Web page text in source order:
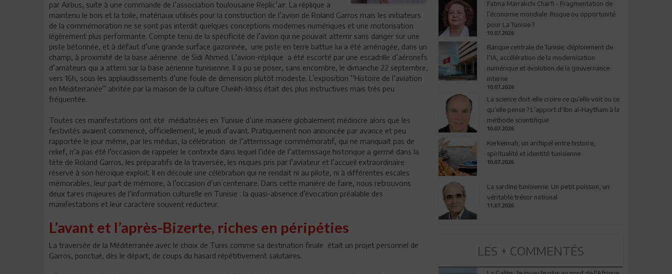
par Airbus, suite à une commande de l’association toulousaine Replic’air. La réplique a
maintenu le bois et la toile, matériaux utilisés pour la construction de l’avion de Roland Garros mais les initiateurs
de la commémoration ne se sont pas interdit quelques conceptions modernes numériques et une motorisation
légèrement plus performante. Compte tenu de la spécificité de l’avion qui ne pouvait atterrir sans danger sur une
piste bétonnée, et à défaut d’une grande surface gazonnée, une piste en terre battue lui a été aménagée, dans un
champ, à proximité de la base aérienne de Sidi Ahmed. L’avion-réplique a été escorté par une escadrille d’aéronefs
d’amateurs qui a atterri sur la base aérienne tunisienne. Il a pu se poser, sans encombre, le dimanche 22 septembre,
vers 16h, sous les applaudissements d’une foule de dimension plutôt modeste. L’exposition ’’Histoire de l’aviation
en Méditerranée’’ abritée par la maison de la culture Cheikh-Idriss était des plus instructives mais très peu
fréquentée.
Toutes ces manifestations ont été médiatisées en Tunisie d’une manière globalement médiocre alors que les
festivités avaient commencé, officiellement, le jeudi d’avant. Pratiquement non annoncée par avance et peu
rapportée le jour même, par les médias, la célébration de l’atterrissage commémoratif, qui ne manquait pas de
relief, n’a pas été l’occasion de rappeler le contexte dans lequel l’idée de l’atterrissage historique a germé dans la
tête de Roland Garros, les préparatifs de la traversée, les risques pris par l’aviateur et l’accueil extraordinaire
réservé à son héroïque exploit. Il en découle une célébration qui ne rendait ni au pilote, ni à différentes escales
mémorables, leur part de mémoire, à l’occasion d’un centenaire. Dans cette manière de faire, nous retrouvons
deux tares majeures de l’information culturelle en Tunisie : la quasi-absence d’évocation préalable des
manifestations et leur caractère souvent réducteur.
L’avant et l’après-Bizerte, riches en péripéties
La traversée de la Méditerranée avec le choix de Tunis comme sa destination finale était un projet personnel de
Garros, ponctué, dès le départ, de coups du hasard répétitivement salutaires.
Fatma Marrakchi Charfi - Fragmentation de
l’économie mondiale: Risque ou opportunité
pour La Tunisie ?
10.07.2026
Banque centrale de Tunisie: déploiement de
l’IA, accélération de la modernisation
numérique et évolution de la gouvernance
interne
10.07.2026
La science doit-elle croire ce qu’elle voit ou ce
qu’elle pense ? L’apport d’Ibn al-Haytham à la
méthode scientifique
10.07.2026
Kerkennah, un archipel entre histoire,
spiritualité et identité tunisienne
10.07.2026
La sardine tunisienne: Un petit poisson, un
véritable trésor national
11.07.2026
LES + COMMENTÉS